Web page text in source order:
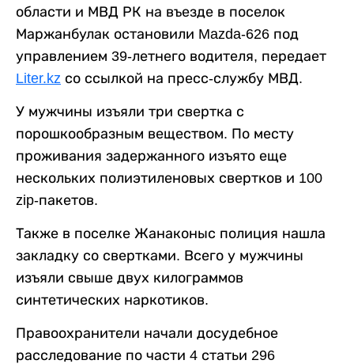
области и МВД РК на въезде в поселок
Маржанбулак остановили Mazda-626 под
управлением 39-летнего водителя, передает
Liter.kz со ссылкой на пресс-службу МВД.
У мужчины изъяли три свертка с
порошкообразным веществом. По месту
проживания задержанного изъято еще
нескольких полиэтиленовых свертков и 100
zip-пакетов.
Также в поселке Жанаконыс полиция нашла
закладку со свертками. Всего у мужчины
изъяли свыше двух килограммов
синтетических наркотиков.
Правоохранители начали досудебное
расследование по части 4 статьи 296